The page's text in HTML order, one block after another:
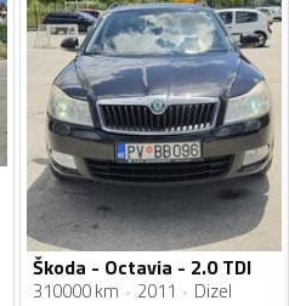
Škoda - Octavia - 2.0 TDI
310000 km 2011 Dizel